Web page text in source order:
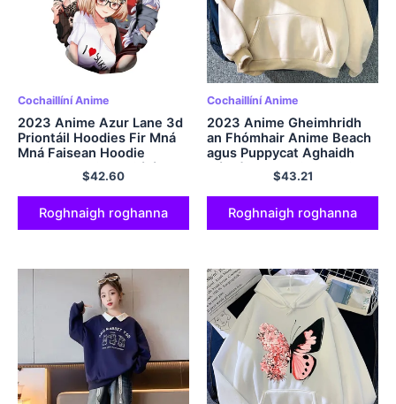
Cochaillíní Anime
2023 Anime Azur Lane 3d
Priontáil Hoodies Fir Mná
Mná Faisean Hoodie
Gleoite Gleoite Cailíní
Harajuku Hip Hop Pullover
Hoody Unisex Hoody
$42.60
Roghnaigh roghanna
Cochaillíní Anime
2023 Anime Gheimhridh
an Fhómhair Anime Beach
agus Puppycat Aghaidh
míshásta Hoodie Hoodies
Hoodies Hoodies Unisex
Sweatshirt Kawaii Tops
$43.21
Roghnaigh roghanna